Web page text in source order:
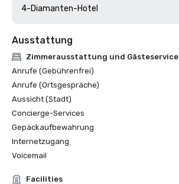
4-Diamanten-Hotel
Ausstattung
Zimmerausstattung und Gästeservice
Anrufe (Gebührenfrei)
Anrufe (Ortsgespräche)
Aussicht (Stadt)
Concierge-Services
Gepäckaufbewahrung
Internetzugang
Voicemail
Facilities